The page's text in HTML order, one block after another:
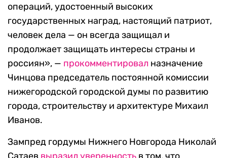
операций, удостоенный высоких
государственных наград, настоящий патриот,
человек дела — он всегда защищал и
продолжает защищать интересы страны и
россиян», — прокомментировал назначение
Чинцова председатель постоянной комиссии
нижегородской городской думы по развитию
города, строительству и архитектуре Михаил
Иванов.
Зампред гордумы Нижнего Новгорода Николай